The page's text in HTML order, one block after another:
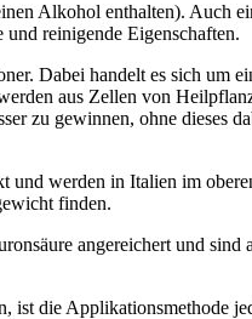
Alkohol enthalten).
reinigende Eigenschaften.
Dabei handelt es sich
aus Zellen von
zu gewinnen, ohne dieses
und werden in Italien im
finden.
angereichert und
die Applikationsmethode